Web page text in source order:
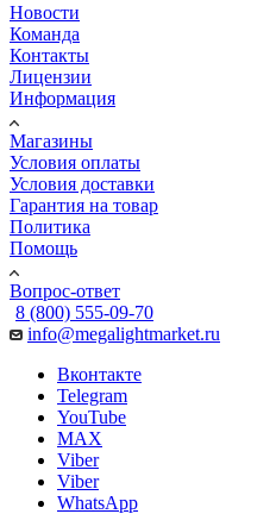
Новости
Команда
Контакты
Лицензии
Информация
Магазины
Условия оплаты
Условия доставки
Гарантия на товар
Политика
Помощь
Вопрос-ответ
8 (800) 555-09-70
info@megalightmarket.ru
Вконтакте
Telegram
YouTube
MAX
Viber
Viber
WhatsApp